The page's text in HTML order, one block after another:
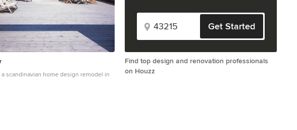
scandinavian home design remodel in
Get Started
Find top design and renovation professionals
on Houzz